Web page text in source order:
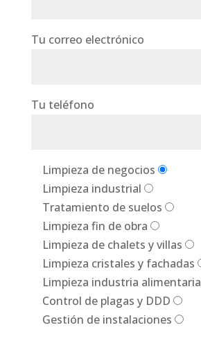
Tu correo electrónico
Tu teléfono
Limpieza de negocios
Limpieza industrial
Tratamiento de suelos
Limpieza fin de obra
Limpieza de chalets y villas
Limpieza cristales y fachadas
Limpieza industria alimentaria
Control de plagas y DDD
Gestión de instalaciones